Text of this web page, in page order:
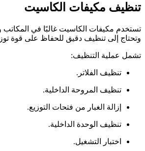
تنظيف مكيفات الكاسيت
تستخدم مكيفات الكاسيت غالبًا في المكاتب
وتحتاج إلى تنظيف دقيق للحفاظ على قوة
تشمل عملية التنظيف:
تنظيف الفلاتر.
تنظيف المروحة الداخلية.
إزالة الغبار من فتحات التوزيع.
تنظيف الوحدة الداخلية.
اختبار التشغيل.